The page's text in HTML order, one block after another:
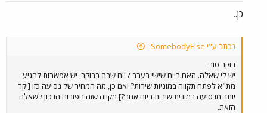
כן..
נכתב ע"י SomebodyElse:
בוקר טוב
יש לי שאלה. האם ביום שישי בערב / יום שבת בבוקר, יש אפשרות להגיע
מת"א לפתח תקווה במוניות שירות? ואם כן, מה המחיר של נסיעה כזו [יקר
יותר מנסיעה במונית שירות ביום אחר?] מקווה שזה הפורום הנכון לשאלה
הזאת.